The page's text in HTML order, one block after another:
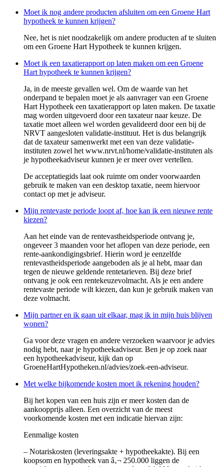
Moet ik nog andere producten afsluiten om een Groene Hart
hypotheek te kunnen krijgen?
Nee, het is niet noodzakelijk om andere producten af te sluiten
om een Groene Hart Hypotheek te kunnen krijgen.
Moet ik een taxatierapport op laten maken om een Groene
Hart hypotheek te kunnen krijgen?
Ja, in de meeste gevallen wel. Om de waarde van het
onderpand te bepalen moet je als aanvrager van een Groene
Hart Hypotheek een taxatierapport op laten maken. De taxatie
mag worden uitgevoerd door een taxateur naar keuze. De
taxatie moet alleen wel worden gevalideerd door een bij de
NRVT aangesloten validatie-instituut. Het is dus belangrijk
dat de taxateur samenwerkt met een van deze validatie-
instituten zowel het www.nrvt.nl/home/validatie-instituten als
je hypotheekadviseur kunnen je er meer over vertellen.
De acceptatiegids laat ook ruimte om onder voorwaarden
gebruik te maken van een desktop taxatie, neem hiervoor
contact op met je adviseur.
Mijn rentevaste periode loopt af, hoe kan ik een nieuwe rente
kiezen?
Aan het einde van de rentevastheidsperiode ontvang je,
ongeveer 3 maanden voor het aflopen van deze periode, een
rente-aankondigingsbrief. Hierin word je eenzelfde
rentevastheidsperiode aangeboden als je al hebt, maar dan
tegen de nieuwe geldende rentetarieven. Bij deze brief
ontvang je ook een rentekeuzevolmacht. Als je een andere
rentevaste periode wilt kiezen, dan kun je gebruik maken van
deze volmacht.
Mijn partner en ik gaan uit elkaar, mag ik in mijn huis blijven
wonen?
Ga voor deze vragen en andere verzoeken waarvoor je advies
nodig hebt, naar je hypotheekadviseur. Ben je op zoek naar
een hypotheekadviseur, kijk dan op
GroeneHartHypotheken.nl/advies/zoek-een-adviseur.
Met welke bijkomende kosten moet ik rekening houden?
Bij het kopen van een huis zijn er meer kosten dan de
aankoopprijs alleen. Een overzicht van de meest
voorkomende kosten met een indicatie hiervan zijn:
Eenmalige kosten
– Notariskosten (leveringsakte + hypotheekakte). Bij een
koopsom en hypotheek van â‚¬ 250.000 liggen de